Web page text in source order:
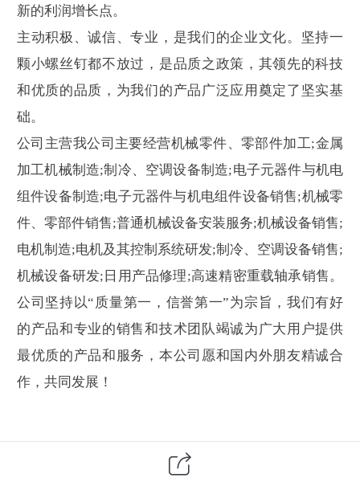
新的利润增长点。
主动积极、诚信、专业，是我们的企业文化。坚持一
颗小螺丝钉都不放过，是品质之政策，其领先的科技
和优质的品质，为我们的产品广泛应用奠定了坚实基
础。
公司主营我公司主要经营机械零件、零部件加工;金属
加工机械制造;制冷、空调设备制造;电子元器件与机电
组件设备制造;电子元器件与机电组件设备销售;机械零
件、零部件销售;普通机械设备安装服务;机械设备销售;
电机制造;电机及其控制系统研发;制冷、空调设备销售;
机械设备研发;日用产品修理;高速精密重载轴承销售。
公司坚持以“质量第一，信誉第一”为宗旨，我们有好
的产品和专业的销售和技术团队竭诚为广大用户提供
最优质的产品和服务，本公司愿和国内外朋友精诚合
作，共同发展！